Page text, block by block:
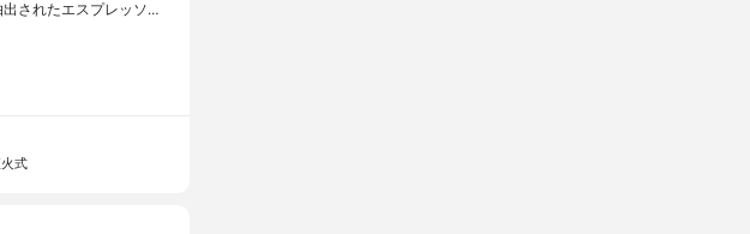
されたエスプレッソ…
式